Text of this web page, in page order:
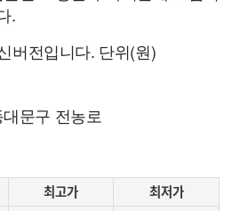
.
버전입니다. 단위(원)
문구 전농로
최고가
최저가